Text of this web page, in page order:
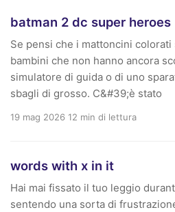
batman 2 dc super heroes
Se pensi che i mattoncini
bambini che non hanno ancora
simulatore di guida o di uno
sbagli di grosso. C&#39;è stato
19 mag 2026 12 min di lettura
words with x in it
Hai mai fissato il tuo leggio
sentendo una sorta di